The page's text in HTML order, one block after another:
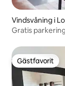
Vindsvåning i
Gratis
Gästfavorit
Gästfavorit